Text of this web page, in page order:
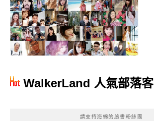
WalkerLand 人氣部落客
請支持海綿的臉書粉絲團